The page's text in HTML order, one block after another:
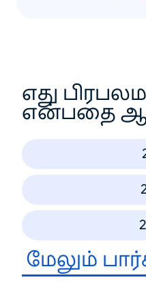
எது
என்பதை
மேலும்